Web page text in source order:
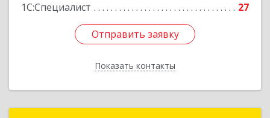
1С:Специалист
27
Отправить заявку
Показать контакты
Отправить заявку
Назад